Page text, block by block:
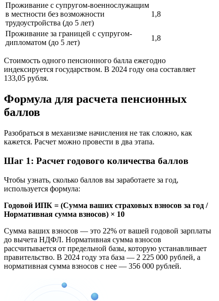
Проживание с супругом-военнослужащим
в местности без возможности
трудоустройства (до 5 лет)
1,8
Проживание за границей с супругом-
дипломатом (до 5 лет)
1,8
Стоимость одного пенсионного балла ежегодно
индексируется государством. В 2024 году она составляет
133,05 рубля.
Формула для расчета пенсионных
баллов
Разобраться в механизме начисления не так сложно, как
кажется. Расчет можно провести в два этапа.
Шаг 1: Расчет годового количества баллов
Чтобы узнать, сколько баллов вы заработаете за год,
используется формула:
Годовой ИПК = (Сумма ваших страховых взносов за год /
Нормативная сумма взносов) × 10
Сумма ваших взносов — это 22% от вашей годовой зарплаты
до вычета НДФЛ. Нормативная сумма взносов
рассчитывается от предельной базы, которую устанавливает
правительство. В 2024 году эта база — 2 225 000 рублей, а
нормативная сумма взносов с нее — 356 000 рублей.